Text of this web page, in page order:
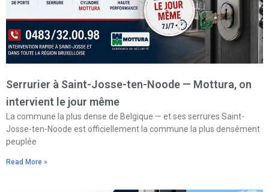
Serrurier à Saint-Josse-ten-Noode — Mottura, on
intervient le jour même
La commune la plus dense de Belgique — et ses serrures Saint-
Josse-ten-Noode est officiellement la commune la plus densément
peuplée
Read More »